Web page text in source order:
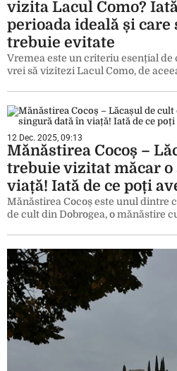
vizita Lacul Como?
perioada ideală și
trebuie evitate
Vremea este un criteriu esențial de
vrei să vizitezi Lacul Como, de
12 Dec. 2025, 09:13
Mănăstirea Cocoș –
trebuie vizitat măcar o
viață! Iată de ce poți
Mănăstirea Cocoș este unul dintre
de cult din Dobrogea, o mănăstire